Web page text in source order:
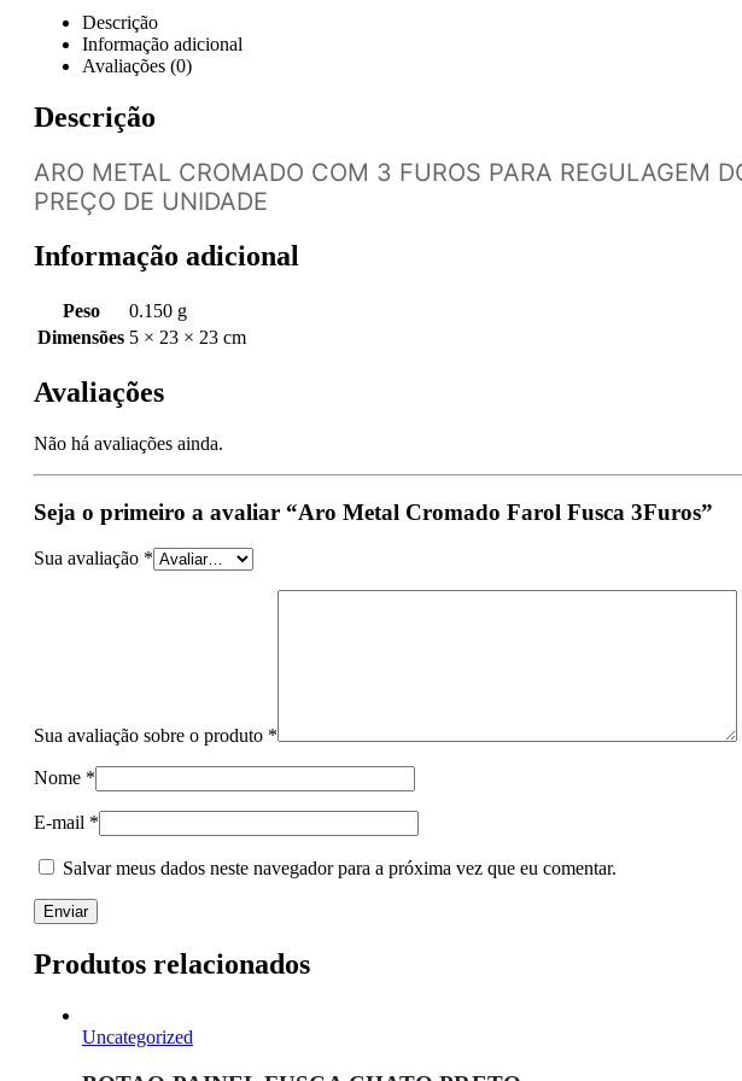
Descrição
Informação adicional
Avaliações (0)
Descrição
ARO METAL CROMADO COM 3 FUROS PARA REGULAGEM
PREÇO DE UNIDADE
Informação adicional
Peso
0.150 g
Dimensões 5 × 23 × 23 cm
Avaliações
Não há avaliações ainda.
Seja o primeiro a avaliar “Aro Metal Cromado Farol Fusca 3Furos”
Sua avaliação *
Sua avaliação sobre o produto *
Nome *
E-mail *
Salvar meus dados neste navegador para a próxima vez que eu comentar.
Produtos relacionados
Uncategorized